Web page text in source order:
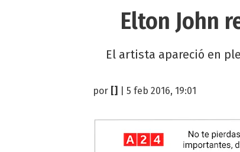
Elton John
El artista apareció en
por | 5 feb 2016, 19:01